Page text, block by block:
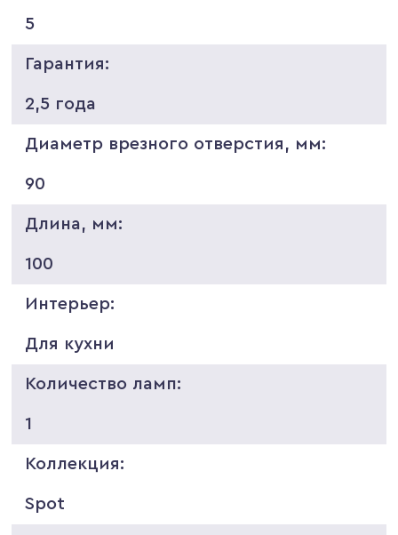
5
Гарантия:
2,5 года
Диаметр врезного отверстия, мм:
90
Длина, мм:
100
Интерьер:
Для кухни
Количество ламп:
1
Коллекция:
Spot